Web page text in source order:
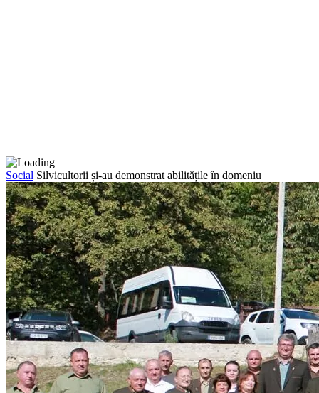
Social Silvicultorii și-au demonstrat abilitățile în domeniu